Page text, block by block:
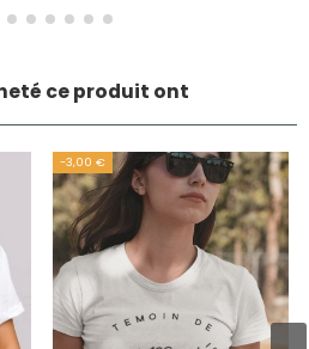
ce produit ont
-3,00 €